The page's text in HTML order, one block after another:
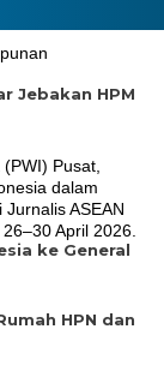
Jebakan HPM
ke General
HPN dan